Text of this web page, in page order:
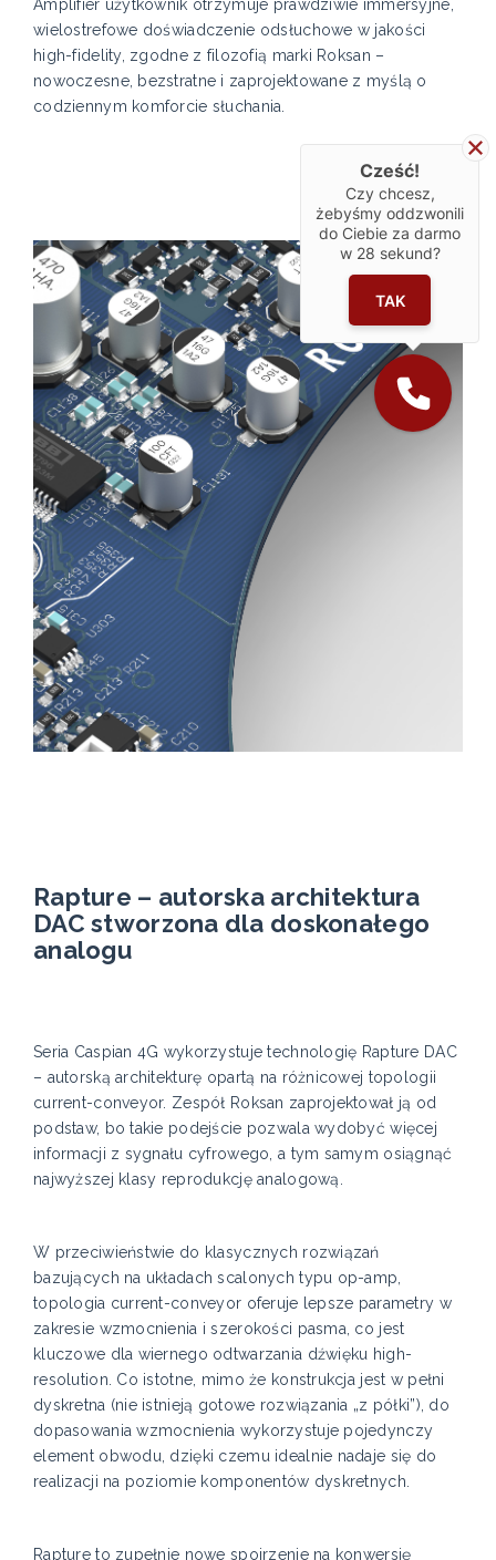
Amplifier użytkownik otrzymuje prawdziwie immersyjne,
wielostrefowe doświadczenie odsłuchowe w jakości
high-fidelity, zgodne z filozofią marki Roksan –
nowoczesne, bezstratne i zaprojektowane z myślą o
codziennym komforcie słuchania.
Rapture – autorska architektura
DAC stworzona dla doskonałego
analogu
Seria Caspian 4G wykorzystuje technologię Rapture DAC
– autorską architekturę opartą na różnicowej topologii
current-conveyor. Zespół Roksan zaprojektował ją od
podstaw, bo takie podejście pozwala wydobyć więcej
informacji z sygnału cyfrowego, a tym samym osiągnąć
najwyższej klasy reprodukcję analogową.
W przeciwieństwie do klasycznych rozwiązań
bazujących na układach scalonych typu op-amp,
topologia current-conveyor oferuje lepsze parametry w
zakresie wzmocnienia i szerokości pasma, co jest
kluczowe dla wiernego odtwarzania dźwięku high-
resolution. Co istotne, mimo że konstrukcja jest w pełni
dyskretna (nie istnieją gotowe rozwiązania „z półki”), do
dopasowania wzmocnienia wykorzystuje pojedynczy
element obwodu, dzięki czemu idealnie nadaje się do
realizacji na poziomie komponentów dyskretnych.
Rapture to zupełnie nowe spojrzenie na konwersję
Cześć!
Czy chcesz,
żebyśmy oddzwonili
do Ciebie za darmo
w 28 sekund?
TAK